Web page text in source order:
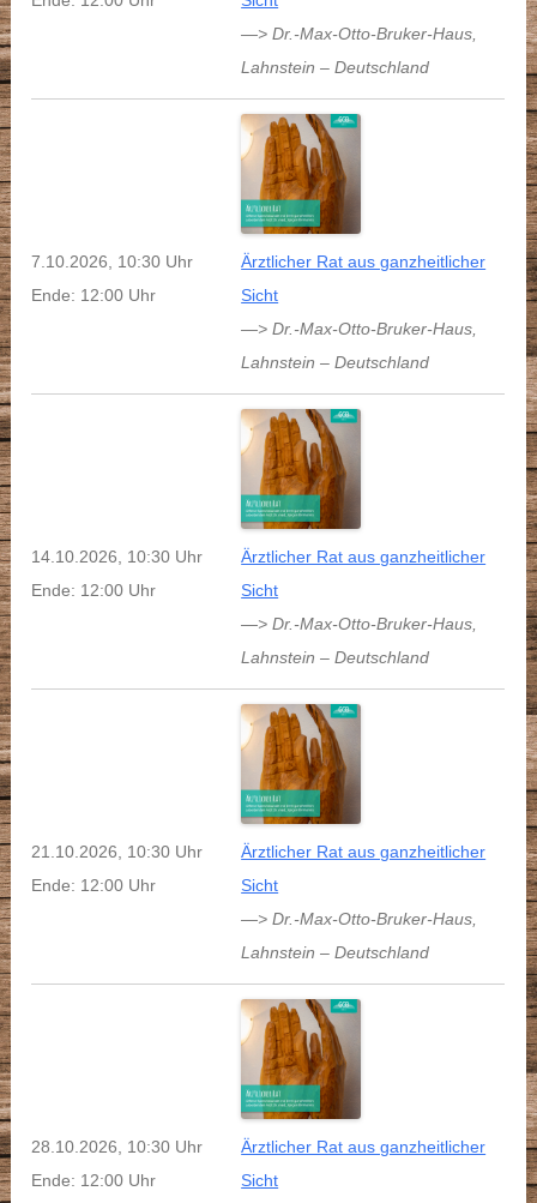
—> Dr.-Max-Otto-Bruker-Haus,
Lahnstein –Deutschland
7.10.2026, 10:30 Uhr
Ende: 12:00 Uhr
Ärztlicher Rat aus ganzheitlicher
Sicht
—> Dr.-Max-Otto-Bruker-Haus,
Lahnstein –Deutschland
14.10.2026, 10:30 Uhr
Ende: 12:00 Uhr
Ärztlicher Rat aus ganzheitlicher
Sicht
—> Dr.-Max-Otto-Bruker-Haus,
Lahnstein –Deutschland
21.10.2026, 10:30 Uhr
Ende: 12:00 Uhr
Ärztlicher Rat aus ganzheitlicher
Sicht
—> Dr.-Max-Otto-Bruker-Haus,
Lahnstein –Deutschland
28.10.2026, 10:30 Uhr
Ende: 12:00 Uhr
Ärztlicher Rat aus ganzheitlicher
Sicht